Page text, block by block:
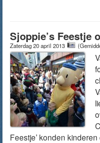
Sjoppie’s Feestje
Zaterdag 20 april 2013
Feestje’ konden